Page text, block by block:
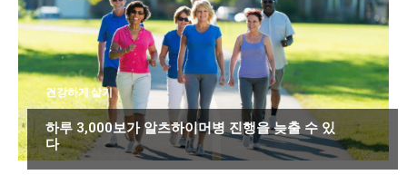
건강하게 살기
하루 3,000보가 알츠하이머병 진행을 늦출 수 있
다